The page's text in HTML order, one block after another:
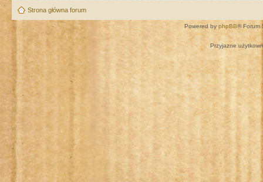
Strona główna forum
Powered by phpBB® Forum
Przyjazne